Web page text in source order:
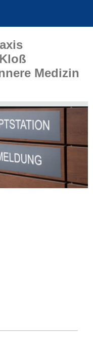
Medizin